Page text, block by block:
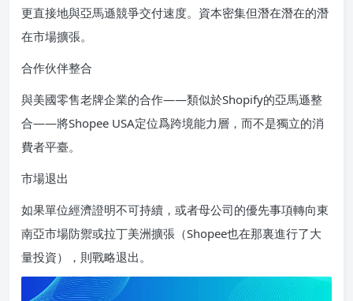
更直接地與亞馬遜競爭交付速度。資本密集但潛在潛在的潛
在市場擴張。
合作伙伴整合
與美國零售老牌企業的合作——類似於Shopify的亞馬遜整
合——將Shopee USA定位爲跨境能力層，而不是獨立的消
費者平臺。
市場退出
如果單位經濟證明不可持續，或者母公司的優先事項轉向東
南亞市場防禦或拉丁美洲擴張（Shopee也在那裏進行了大
量投資），則戰略退出。